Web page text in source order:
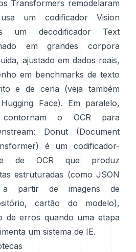
Transformers remodelaram
usa um codificador Vision
um decodificador Text
em grandes corpora
ajustado em dados reais,
em benchmarks de texto
e de cena (veja também
Face). Em paralelo,
contornam o OCR para
Donut (Document
é um codificador-
de OCR que produz
estruturadas (como JSON
a partir de imagens de
, cartão do modelo),
de erros quando uma etapa
um sistema de IE.